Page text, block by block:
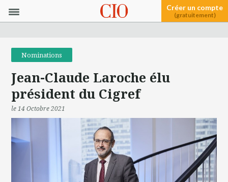
Créer un compte
(gratuitement)
Nominations
Jean-Claude Laroche élu
président du Cigref
le 14 Octobre 2021